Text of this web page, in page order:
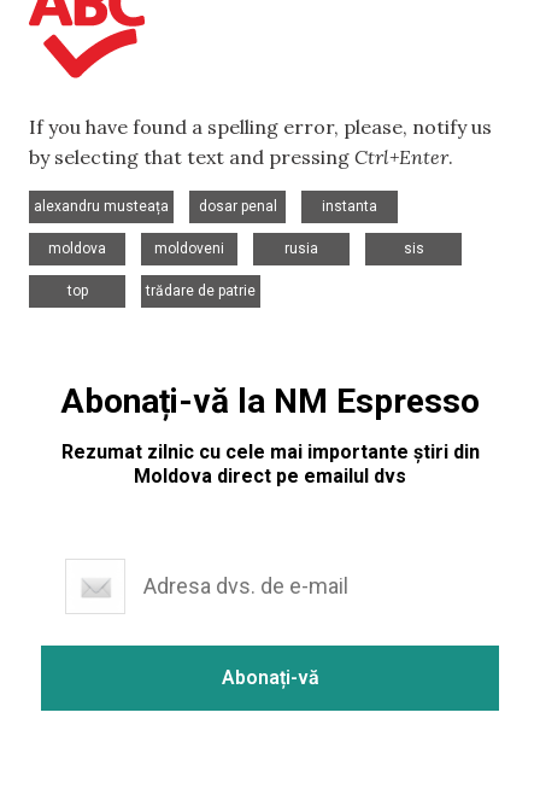
If you have found a spelling error, please, notify us
by selecting that text and pressing Ctrl+Enter.
alexandru musteața
dosar penal
instanta
moldova
moldoveni
rusia
sis
top
trădare de patrie
Abonați-vă la NM Espresso
Rezumat zilnic cu cele mai importante știri din
Moldova direct pe emailul dvs